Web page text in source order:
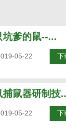
坑爹的鼠--...
05-22 下
捕鼠器研制技
05-22 下